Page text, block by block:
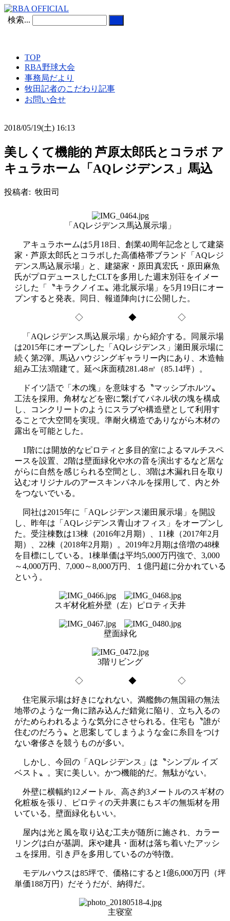
検索...
TOP
RBA野球大会
事務局だより
牧田記者のこだわり記事
お問い合せ
2018/05/19(土) 16:13
美しくて機能的 芦原太郎氏とコラボ ア
キュラホーム「AQレジデンス」馬込
投稿者: 牧田司
「AQレジデンス馬込展示場」
アキュラホームは5月18日、創業40周年記念として建築
家・芦原太郎氏とコラボした高価格帯ブランド「AQレジ
デンス馬込展示場」と、建築家・原田真宏氏・原田麻魚
氏がプロデュースしたCLTを多用した週末別荘をイメー
ジした「〝キラクノイエ〟港北展示場」を5月19日にオー
プンすると発表。同日、報道陣向けに公開した。
◇ ◆ ◇
「AQレジデンス馬込展示場」から紹介する。同展示場
は2015年にオープンした「AQレジデンス」瀬田展示場に
続く第2弾。馬込ハウジングギャラリー内にあり、木造軸
組み工法3階建て。延べ床面積281.48㎡（85.14坪）。
ドイツ語で「木の塊」を意味する〝マッシブホルツ〟
工法を採用。角材などを密に繋げてパネル状の塊を構成
し、コンクリートのようにスラブや構造壁として利用す
ることで大空間を実現。準耐火構造でありながら木材の
露出を可能とした。
1階には開放的なピロティと多目的室によるマルチスペ
ースを設置、2階は壁面緑化や水の音を演出するなど居な
がらに自然を感じられる空間とし、3階は木漏れ日を取り
込むオリジナルのアースキンパネルを採用して、内と外
をつないでいる。
同社は2015年に「AQレジデンス瀬田展示場」を開設
し、昨年は「AQレジデンス青山オフィス」をオープンし
た。受注棟数は13棟（2016年2月期）、11棟（2017年2月
期）、22棟（2018年2月期）。2019年2月期は倍増の48棟
を目標にしている。1棟単価は平均5,000万円強で、3,000
～4,000万円、7,000～8,000万円、１億円超に分かれている
という。
スギ材化粧外壁（左）ピロティ天井
壁面緑化
3階リビング
◇ ◆ ◇
住宅展示場は好きになれない。満艦飾の無国籍の無法
地帯のような一角に踏み込んだ錯覚に陥り、立ち入るの
がためらわれるような気分にさせられる。住宅も〝誰が
住むのだろう〟と思案してしまうような金に糸目をつけ
ない奢侈さを競うものが多い。
しかし、今回の「AQレジデンス」は〝シンプル イズ
ベスト〟。実に美しい。かつ機能的だ。無駄がない。
外壁に横幅約12メートル、高さ約3メートルのスギ材の
化粧板を張り、ピロティの天井裏にもスギの無垢材を用
いている。壁面緑化もいい。
屋内は光と風を取り込む工夫が随所に施され、カラー
リングは白が基調。床や建具・面材は落ち着いたアッシ
ュを採用。引き戸を多用しているのが特徴。
モデルハウスは85坪で、価格にすると1億6,000万円（坪
単価188万円）だそうだが、納得だ。
主寝室